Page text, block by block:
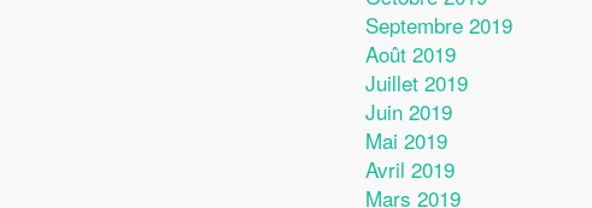
Septembre 2019
Août 2019
Juillet 2019
Juin 2019
Mai 2019
Avril 2019
Mars 2019